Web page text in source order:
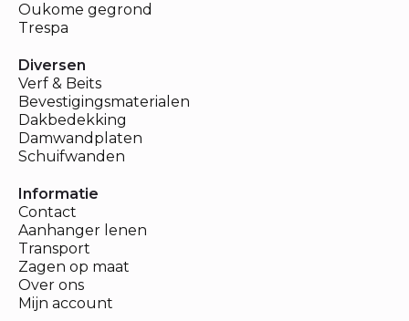
Oukome gegrond
Trespa
Diversen
Verf & Beits
Bevestigingsmaterialen
Dakbedekking
Damwandplaten
Schuifwanden
Informatie
Contact
Aanhanger lenen
Transport
Zagen op maat
Over ons
Mijn account